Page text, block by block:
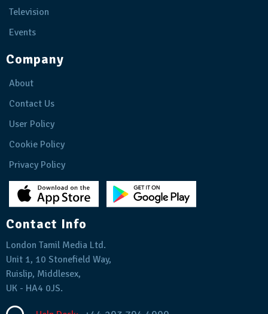
Television
Events
Company
About
Contact Us
User Policy
Cookie Policy
Privacy Policy
Contact Info
London Tamil Media Ltd.
Unit 1, 10 Stonefield Way,
Ruislip, Middlesex,
UK - HA4 0JS.